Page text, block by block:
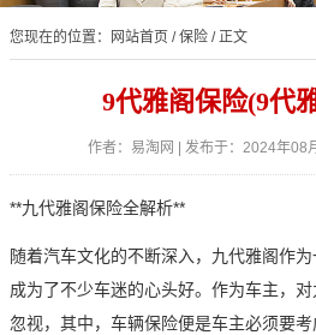
您现在的位置： 网站首页 /保险 / 正文
9代雅阁保险(9代
作者：易淘网 | 发布于：2024年08
**九代雅阁保险全解析**
随着汽车文化的不断深入，九代雅阁作
成为了不少车迷的心头好。作为车主，
忽视，其中，车辆保险便是车主必须要考